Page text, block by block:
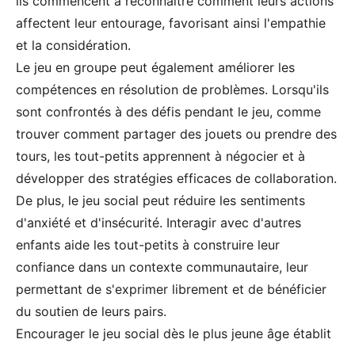
affectent leur entourage, favorisant ainsi l'empathie
et la considération.
Le jeu en groupe peut également améliorer les
compétences en résolution de problèmes. Lorsqu'ils
sont confrontés à des défis pendant le jeu, comme
trouver comment partager des jouets ou prendre des
tours, les tout-petits apprennent à négocier et à
développer des stratégies efficaces de collaboration.
De plus, le jeu social peut réduire les sentiments
d'anxiété et d'insécurité. Interagir avec d'autres
enfants aide les tout-petits à construire leur
confiance dans un contexte communautaire, leur
permettant de s'exprimer librement et de bénéficier
du soutien de leurs pairs.
Encourager le jeu social dès le plus jeune âge établit